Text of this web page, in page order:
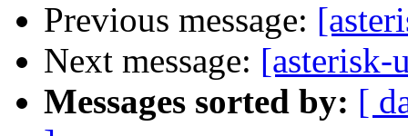
Previous message:
Next message: [asterisk-
Messages sorted by: [